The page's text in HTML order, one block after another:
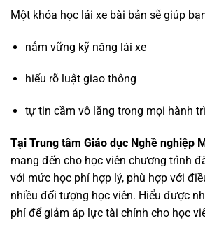
Một khóa học lái xe bài bản sẽ giúp
nắm vững kỹ năng lái xe
hiểu rõ luật giao thông
tự tin cầm vô lăng trong mọi hành
Tại Trung tâm Giáo dục Nghề nghiệp
mang đến cho học viên chương trình
với mức học phí hợp lý, phù hợp với
nhiều đối tượng học viên. Hiểu được
phí để giảm áp lực tài chính cho học